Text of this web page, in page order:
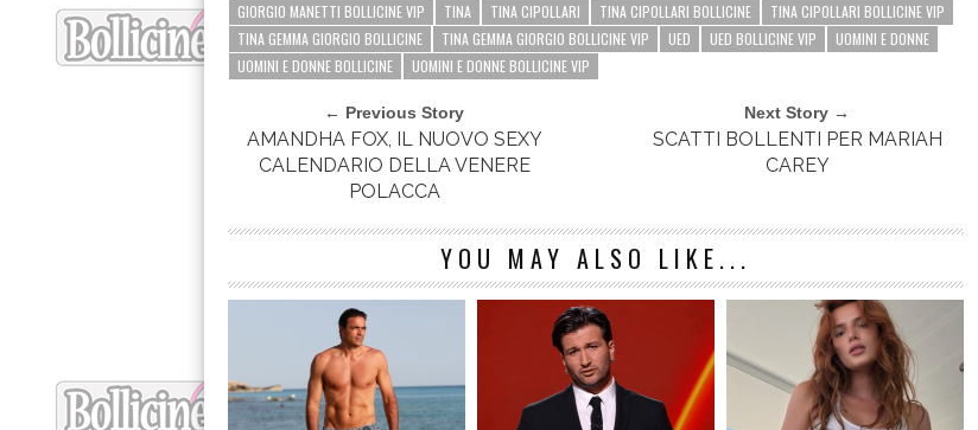
GIORGIO MANETTI BOLLICINE VIP
TINA TINA CIPOLLARI TINA CIPOLLARI BOLLICINE
TINA CIPOLLARI BOLLICINE VIP
TINA GEMMA GIORGIO BOLLICINE
TINA GEMMA GIORGIO BOLLICINE VIP UED UED BOLLICINE VIP
UOMINI E DONNE
UOMINI E DONNE BOLLICINE
UOMINI E DONNE BOLLICINE VIP
← Previous Story
AMANDHA FOX, IL NUOVO SEXY
CALENDARIO DELLA VENERE
POLACCA
Next Story →
SCATTI BOLLENTI PER MARIAH
CAREY
YOU MAY ALSO LIKE...